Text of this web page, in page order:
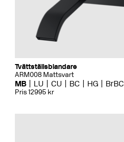
Tvättställsblandare
ARM008 Mattsvart
MB LU CU BC HG BrBC
Pris 12995 kr